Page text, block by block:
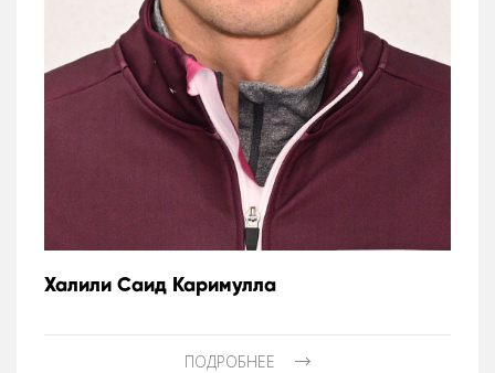
Халили Саид Каримулла
ПОДРОБНЕЕ